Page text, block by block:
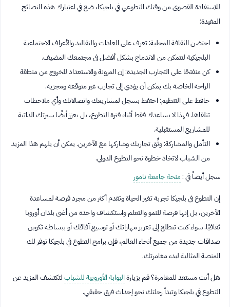
للاستفادة القصوى من وقتك التطوعي في بلجيكا، ضع في اعتبارك هذه النصائح
المفيدة:
احتضن الثقافة المحلية: تعرف على العادات والتقاليد والأعراف الاجتماعية
البلجيكية لتتمكن من الاندماج بشكل أفضل في مجتمعك المضيف.
كن منفتحًا على التجارب الجديدة: إن المرونة والاستعداد للخروج من منطقة
الراحة الخاصة بك يمكن أن يؤدي إلى تجارب غير متوقعة ومجزية.
حافظ على التنظيم: احتفظ بسجل لمشاريعك واتصالاتك وأي ملاحظات
تتلقاها. فهذا لا يساعدك فقط أثناء فترة التطوع، بل يعزز أيضًا سيرتك الذاتية
للمشاريع المستقبلية.
التأمل والمشاركة: وثِّق تجاربك وشاركها مع الآخرين. يمكن أن يلهم هذا المزيد
من الشباب لاتخاذ خطوة نحو التطوع الدولي.
سجل أيضاً في :منحة جامعة نامور
إن التطوع في بلجيكا تجربة تغير الحياة وتقدم أكثر من مجرد فرصة لمساعدة
الآخرين، بل إنها فرصة للنمو والتعلم واستكشاف واحدة من أغنى بلدان أوروبا
ثقافيًا. سواء كنت تتطلع إلى تعزيز مهاراتك أو توسيع آفاقك أو ببساطة تكوين
صداقات جديدة من جميع أنحاء العالم، فإن برامج التطوع في بلجيكا توفر لك
المنصة المثالية لبدء مغامرتك.
هل أنت مستعد للمغامرة؟ قم بزيارةالبوابة الأوروبية للشبابلتكتشف المزيد عن
التطوع في بلجيكا وتبدأ رحلتك نحو إحداث فرق حقيقي.